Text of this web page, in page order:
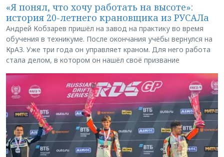
«Я понял, что хочу работать на высоте»:
история 20-летнего крановщика из РУСАЛа
Андрей Кобзарев пришёл на завод на практику во время
обучения в техникуме. После окончания учёбы вернулся на
КрАЗ. Уже три года он управляет краном. Для него работа
стала делом, в котором он нашёл своё призвание